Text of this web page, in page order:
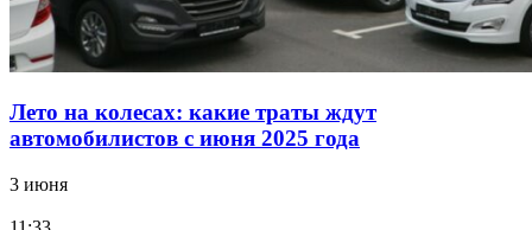
Лето на колесах: какие траты ждут
автомобилистов с июня 2025 года
3 июня